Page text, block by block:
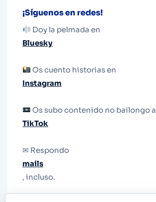
¡Síguenos en redes!
Doy la pelmada en
Bluesky
Os cuento historias en
Instagram
Os subo contenido no bailongo a
TikTok
✉ Respondo
mails
, incluso.